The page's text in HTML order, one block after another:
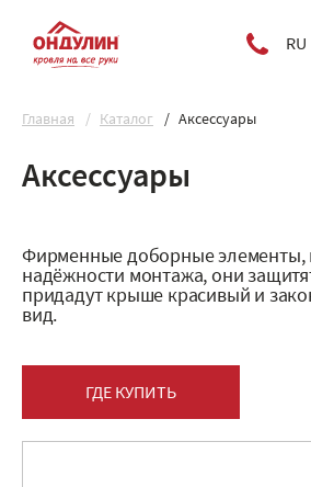
RU
Главная Каталог Аксессуары
Аксессуары
Фирменные доборные элементы,
надёжности монтажа, они
придадут крыше красивый и
вид.
ГДЕ КУПИТЬ